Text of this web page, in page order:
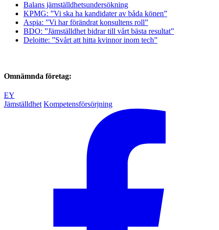
Balans jämställdhetsundersökning
KPMG: ”Vi ska ha kandidater av båda könen”
Aspia: ”Vi har förändrat konsultens roll”
BDO: ”Jämställdhet bidrar till vårt bästa resultat”
Deloitte: ”Svårt att hitta kvinnor inom tech”
Omnämnda företag:
EY
Jämställdhet Kompetensförsörjning